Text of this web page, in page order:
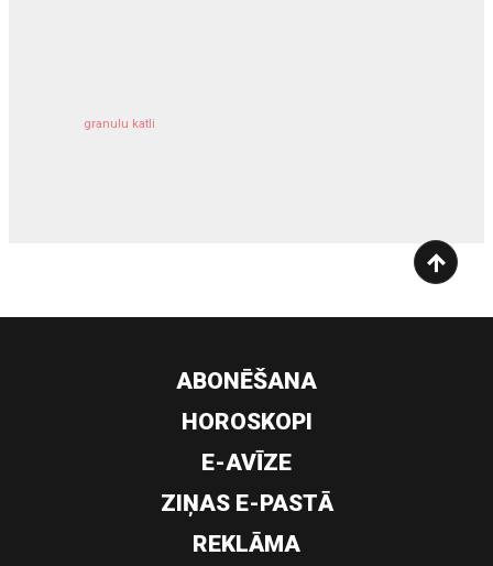
granulu katli
ABONĒŠANA
HOROSKOPI
E-AVĪZE
ZIŅAS E-PASTĀ
REKLĀMA